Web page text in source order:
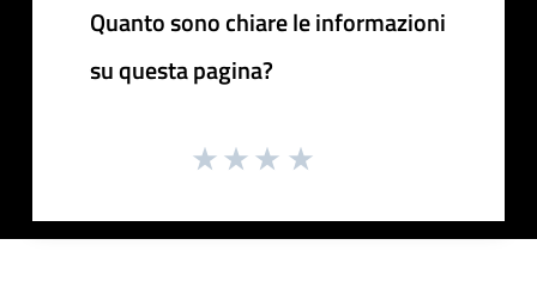
Quanto sono chiare le informazioni
su questa pagina?